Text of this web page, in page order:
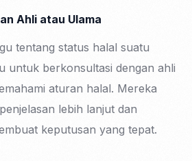
Ahli atau Ulama
tentang status halal suatu
untuk berkonsultasi dengan ahli
aturan halal. Mereka
lebih lanjut dan
keputusan yang tepat.